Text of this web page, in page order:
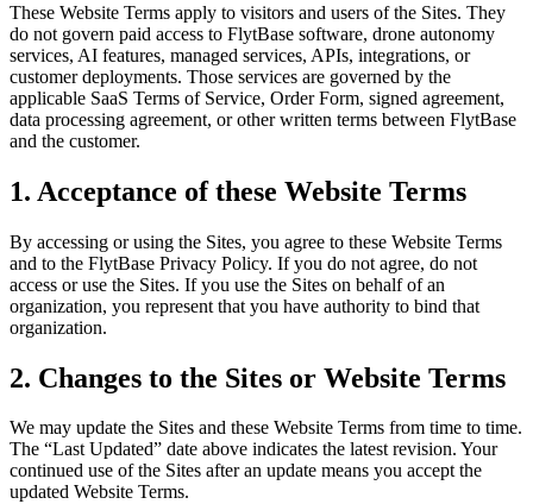
These Website Terms apply to visitors and users of the Sites. They
do not govern paid access to FlytBase software, drone autonomy
services, AI features, managed services, APIs, integrations, or
customer deployments. Those services are governed by the
applicable SaaS Terms of Service, Order Form, signed agreement,
data processing agreement, or other written terms between FlytBase
and the customer.
1. Acceptance of these Website Terms
By accessing or using the Sites, you agree to these Website Terms
and to the FlytBase Privacy Policy. If you do not agree, do not
access or use the Sites. If you use the Sites on behalf of an
organization, you represent that you have authority to bind that
organization.
2. Changes to the Sites or Website Terms
We may update the Sites and these Website Terms from time to time.
The “Last Updated” date above indicates the latest revision. Your
continued use of the Sites after an update means you accept the
updated Website Terms.